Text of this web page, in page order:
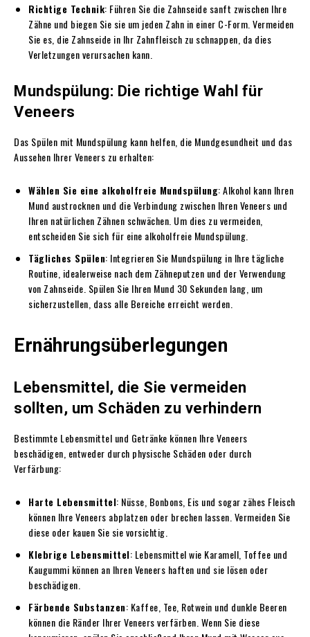
Richtige Technik: Führen Sie die Zahnseide sanft zwischen Ihre
Zähne und biegen Sie sie um jeden Zahn in einer C-Form. Vermeiden
Sie es, die Zahnseide in Ihr Zahnfleisch zu schnappen, da dies
Verletzungen verursachen kann.
Mundspülung: Die richtige Wahl für
Veneers
Das Spülen mit Mundspülung kann helfen, die Mundgesundheit und das
Aussehen Ihrer Veneers zu erhalten:
Wählen Sie eine alkoholfreie Mundspülung: Alkohol kann Ihren
Mund austrocknen und die Verbindung zwischen Ihren Veneers und
Ihren natürlichen Zähnen schwächen. Um dies zu vermeiden,
entscheiden Sie sich für eine alkoholfreie Mundspülung.
Tägliches Spülen: Integrieren Sie Mundspülung in Ihre tägliche
Routine, idealerweise nach dem Zähneputzen und der Verwendung
von Zahnseide. Spülen Sie Ihren Mund 30 Sekunden lang, um
sicherzustellen, dass alle Bereiche erreicht werden.
Ernährungsüberlegungen
Lebensmittel, die Sie vermeiden
sollten, um Schäden zu verhindern
Bestimmte Lebensmittel und Getränke können Ihre Veneers
beschädigen, entweder durch physische Schäden oder durch
Verfärbung:
Harte Lebensmittel: Nüsse, Bonbons, Eis und sogar zähes Fleisch
können Ihre Veneers abplatzen oder brechen lassen. Vermeiden Sie
diese oder kauen Sie sie vorsichtig.
Klebrige Lebensmittel: Lebensmittel wie Karamell, Toffee und
Kaugummi können an Ihren Veneers haften und sie lösen oder
beschädigen.
Färbende Substanzen: Kaffee, Tee, Rotwein und dunkle Beeren
können die Ränder Ihrer Veneers verfärben. Wenn Sie diese